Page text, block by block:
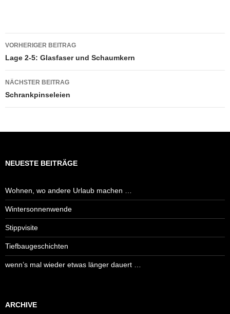
Beitragsnavigation
VORHERIGER BEITRAG
Lage 2-5: Glasfaser und Schaumkern
NÄCHSTER BEITRAG
Schrankpinseleien
NEUESTE BEITRÄGE
Wohnen, wo andere Urlaub machen …
Wintersonnenwende
Stippvisite
Tiefbaugeschichten
wenn’s mal wieder etwas länger dauert …
ARCHIVE